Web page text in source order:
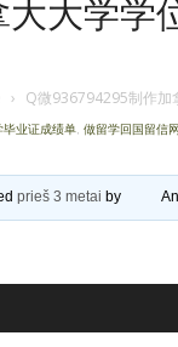
大学学
› Q微936794295制作加
业证成绩单 做留学回国留信
prieš 3 metai by